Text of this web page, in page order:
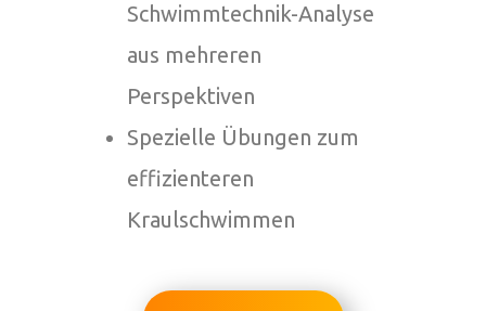
Schwimmtechnik-Analyse
aus mehreren
Perspektiven
Spezielle Übungen zum
effizienteren
Kraulschwimmen